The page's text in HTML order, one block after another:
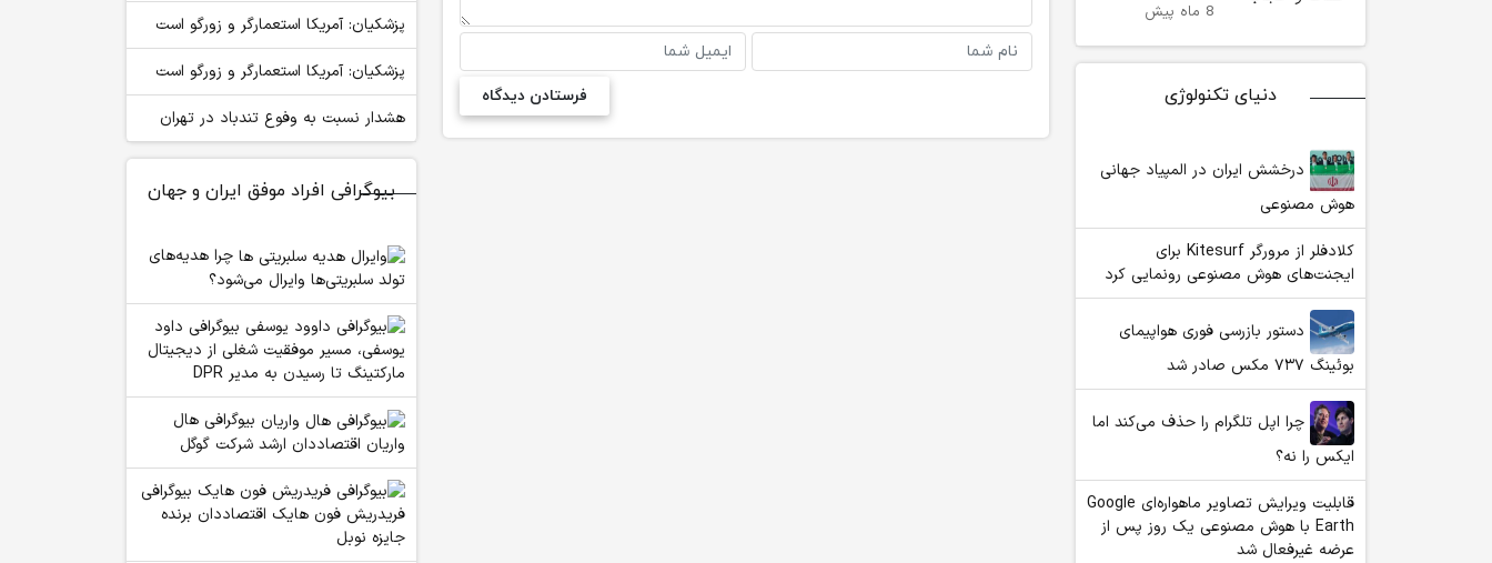
8 ماه پیش
دنیای تکنولوژی
درخشش ایران در المپیاد جهانی
هوش مصنوعی
کلادفلر از مرورگر Kitesurf برای
ایجنت‌های هوش مصنوعی رونمایی کرد
دستور بازرسی فوری هواپیمای
بوئینگ ۷۳۷ مکس صادر شد
چرا اپل تلگرام را حذف می‌کند اما
ایکس را نه؟
قابلیت ویرایش تصاویر ماهواره‌ای Google
Earth با هوش مصنوعی یک روز پس از
عرضه غیرفعال شد
پزشکیان: آمریکا استعمارگر و زورگو است
پزشکیان: آمریکا استعمارگر و زورگو است
هشدار نسبت به وفوع تندباد در تهران
بیوگرافی افراد موفق ایران و جهان
چرا هدیه‌های
تولد سلبریتی‌ها وایرال می‌شود؟
بیوگرافی داود
یوسفی، مسیر موفقیت شغلی از دیجیتال
مارکتینگ تا رسیدن به مدیر DPR
بیوگرافی هال
واریان اقتصاددان ارشد شرکت گوگل
بیوگرافی
فریدریش فون هایک اقتصاددان برنده
جایزه نوبل